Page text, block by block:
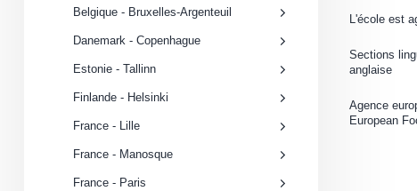
Belgique - Bruxelles-Argenteuil
Danemark - Copenhague
Estonie - Tallinn
Finlande - Helsinki
France - Lille
France - Manosque
France - Paris
L'école est
Sections
anglaise
Agence
European